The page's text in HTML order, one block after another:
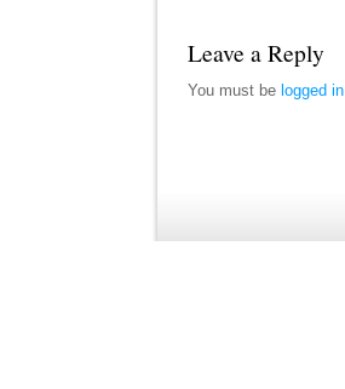
Leave a Reply
You must be logged in